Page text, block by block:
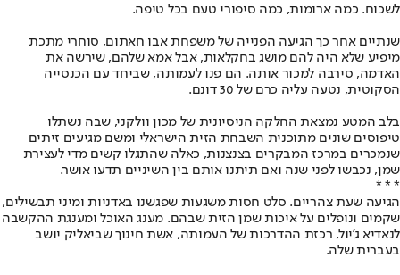
לשכוח. כמה ארומות, כמה סיפורי טעם בכל טיפה.
שנתיים אחר כך הגיעה הפנייה של משפחת אבו חאתום, סוחרי מתכת
מיפיע שלא היה להם מושג בחקלאות, אבל אמא שלהם, שירשה את
האדמה, סירבה למכור אותה. הם פנו לעמותה, שביחד עם הכנסייה
הסקוטית, נטעה עליה כרם של 30 דונם.
בלב המטע נמצאת החלקה הניסיונית של מכון וולקני, שבה נשתלו
טיפוסים שונים מתוכנית השבחת הזית הישראלי ומשם מגיעים זיתים
שנמכרים במרכז המבקרים בצנצנות, כאלה שהתגלו קשים מדי לעצירת
שמן, נכבשו לפני שנה ואם תיתנו אותם בין השיניים תדעו אושר.
* * *
הגיעה שעת צהריים. סלט חסות משגעות שפגשנו באדניות ומיני תבשילים,
שקמים ונופלים על איכות שמן הזית שבהם. מענג האוכל ומענגת ההקשבה
לנאדיא ג'יול, רכזת ההדרכות של העמותה, אשת חינוך שביאליק יושב
בעברית שלה.